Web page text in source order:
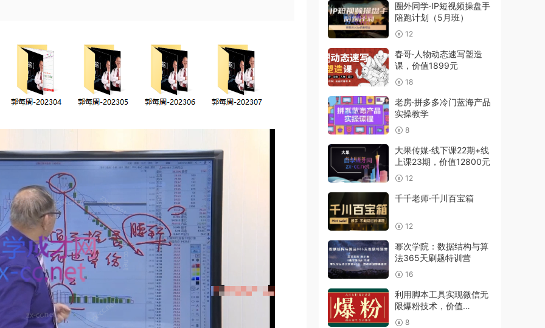
圈外同学·IP短视频操盘手
陪跑计划（5月班）
12
春哥·人物动态速写塑造
课，价值1899元
18
老房·拼多多冷门蓝海产品
实操教学
8
大果传媒·线下课22期+线
上课23期，价值12800元
12
千千老师·千川百宝箱
12
幂次学院：数据结构与算
法365天刷题特训营
16
利用脚本工具实现微信无
限爆粉技术，价值
2000(附工具)
8